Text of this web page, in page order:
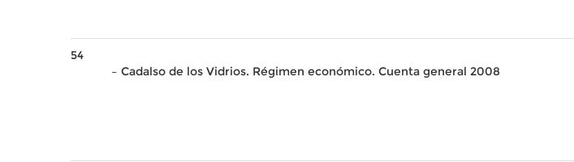
54
– Cadalso de los Vidrios. Régimen económico. Cuenta general 2008